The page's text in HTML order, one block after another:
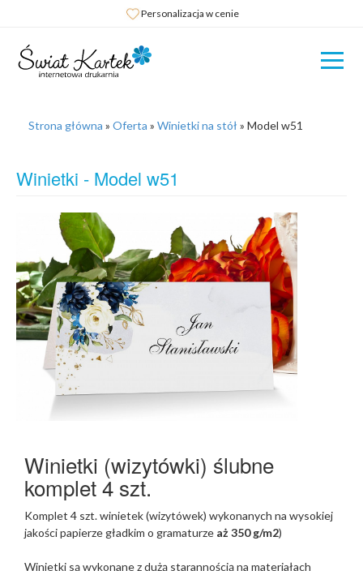
Personalizacja w cenie
Strona główna » Oferta » Winietki na stół » Model w51
Winietki - Model w51
Winietki (wizytówki) ślubne
komplet 4 szt.
Komplet 4 szt. winietek (wizytówek) wykonanych na wysokiej
jakości papierze gładkim o gramaturze aż 350 g/m2)
Winietki są wykonane z dużą starannością na materiałach